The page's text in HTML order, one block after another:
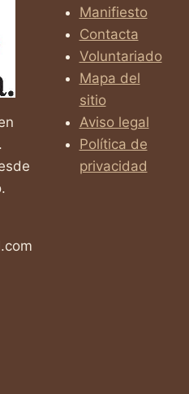
Manifiesto
Contacta
Voluntariado
Mapa del
sitio
Aviso legal
Política de
privacidad